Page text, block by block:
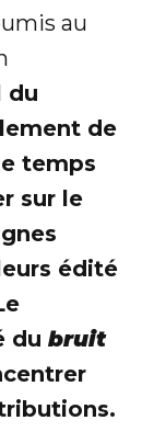
au
du
de
temps
sur le
édité
du bruit